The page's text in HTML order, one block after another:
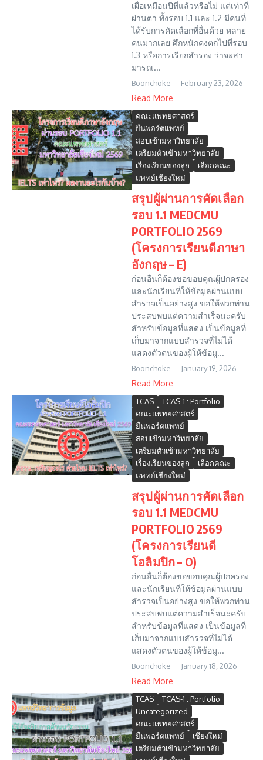
เผื่อเหมือนปีที่แล้วหรือไม่ แต่เท่าที่
ผ่านตา ทั้งรอบ 1.1 และ 1.2 มีคนที่
ได้รับการคัดเลือกที่อื่นด้วย หลาย
คนมากเลย ศึกหนักคงตกไปที่รอบ
1.3 หรือการเรียกสำรอง ว่าจะสา
มารถเ...
Boonchoke February 23, 2026
Read More
คณะแพทยศาสตร์
ยื่นพอร์ตแพทย์
สอบเข้ามหาวิทยาลัย
เตรียมตัวเข้ามหาวิทยาลัย
เรื่องเรียนของลูก
เลือกคณะ
แพทย์เชียงใหม่
สรุปผู้ผ่านการคัดเลือก
รอบ 1.1 MEDCMU
PORTFOLIO 2569
(โครงการเรียนดีภาษา
อังกฤษ – E)
ก่อนอื่นก็ต้องขอขอบคุณผู้ปกครอง
และนักเรียนที่ให้ข้อมูลผ่านแบบ
สำรวจเป็นอย่างสูง ขอให้พวกท่าน
ประสบพบแต่ความสำเร็จนะครับ
สำหรับข้อมูลที่แสดง เป็นข้อมูลที่
เก็บมาจากแบบสำรวจที่ไม่ได้
แสดงตัวตนของผู้ให้ข้อมู...
Boonchoke January 19, 2026
Read More
TCAS
TCAS-1 : Portfolio
คณะแพทยศาสตร์
ยื่นพอร์ตแพทย์
สอบเข้ามหาวิทยาลัย
เตรียมตัวเข้ามหาวิทยาลัย
เรื่องเรียนของลูก
เลือกคณะ
แพทย์เชียงใหม่
สรุปผู้ผ่านการคัดเลือก
รอบ 1.1 MEDCMU
PORTFOLIO 2569
(โครงการเรียนดี
โอลิมปิก – O)
ก่อนอื่นก็ต้องขอขอบคุณผู้ปกครอง
และนักเรียนที่ให้ข้อมูลผ่านแบบ
สำรวจเป็นอย่างสูง ขอให้พวกท่าน
ประสบพบแต่ความสำเร็จนะครับ
สำหรับข้อมูลที่แสดง เป็นข้อมูลที่
เก็บมาจากแบบสำรวจที่ไม่ได้
แสดงตัวตนของผู้ให้ข้อมู...
Boonchoke January 18, 2026
Read More
TCAS
TCAS-1 : Portfolio
Uncategorized
คณะแพทยศาสตร์
ยื่นพอร์ตแพทย์
เชียงใหม่
เตรียมตัวเข้ามหาวิทยาลัย